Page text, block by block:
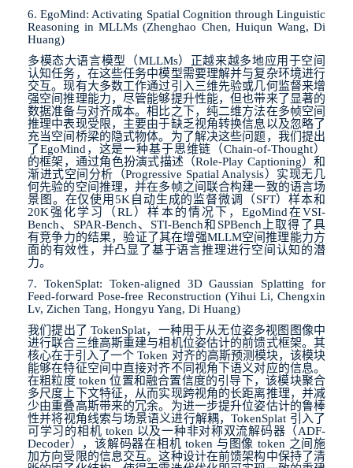
6. EgoMind: Activating Spatial Cognition through Linguistic
Reasoning in MLLMs (Zhenghao Chen, Huiqun Wang, Di
Huang)
多模态大语言模型（MLLMs）正越来越多地应用于空间
认知任务，在这些任务中模型需要理解并与复杂环境进行
交互。现有大多数工作通过引入三维先验或几何监督来增
强空间推理能力，尽管能够提升性能，但也带来了显著的
数据准备与对齐成本。相比之下，纯二维方法在多帧空间
推理中表现受限，主要由于缺乏视角转换信息以及忽略了
充当空间桥梁的隐式物体。为了解决这些问题，我们提出
了EgoMind ，这是一种基于思维链（Chain-of-Thought）
的框架，通过角色扮演式描述（Role-Play Captioning）和
渐进式空间分析（Progressive Spatial Analysis）实现无几
何先验的空间推理，并在多帧之间联合构建一致的语言场
景图。在仅使用5K 自动生成的监督微调（ SFT）样本和
20K强化学习（RL ）样本的情况下， EgoMind在VSI-
Bench、 SPAR-Bench、 STI-Bench和 SPBench 上取得了具
有竞争力的结果，验证了其在增强MLLM空间推理能力方
面的有效性，并凸显了基于语言推理进行空间认知的潜
力。
7. TokenSplat: Token-aligned 3D Gaussian Splatting for
Feed-forward Pose-free Reconstruction (Yihui Li, Chengxin
Lv, Zichen Tang, Hongyu Yang, Di Huang)
我们提出了 TokenSplat，一种用于从无位姿多视图图像中
进行联合三维高斯重建与相机位姿估计的前馈式框架。其
核心在于引入了一个 Token 对齐的高斯预测模块，该模块
能够在特征空间中直接对齐不同视角下语义对应的信息。
在粗粒度token位置和融合置信度的引导下，该模块聚合
多尺度上下文特征，从而实现跨视角的长距离推理，并减
少由重叠高斯带来的冗余。为进一步提升位姿估计的鲁棒
性并将视角线索与场景语义进行解耦，TokenSplat 引入了
可学习的相机 token 以及一种非对称双流解码器（ ADF-
Decoder），该解码器在相机 token 与图像 token 之间施
加方向受限的信息交互。这种设计在前馈架构中保持了清